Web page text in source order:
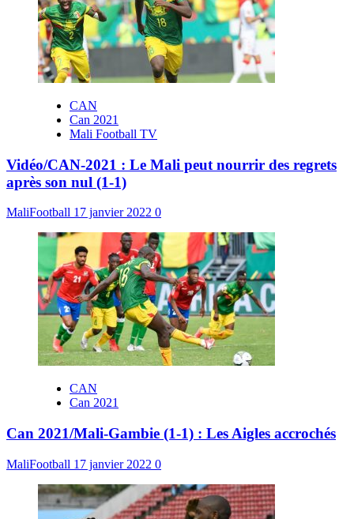
CAN
Can 2021
Mali Football TV
Vidéo/CAN-2021 : Le Mali peut nourrir des regrets
après son nul (1-1)
MaliFootball 17 janvier 2022 0
CAN
Can 2021
Can 2021/Mali-Gambie (1-1) : Les Aigles accrochés
MaliFootball 17 janvier 2022 0